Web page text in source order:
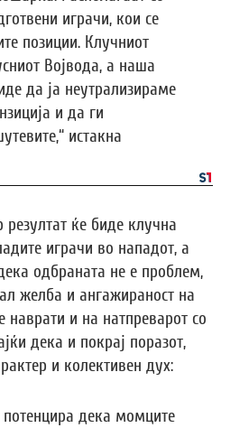
играчи, кои се
позиции. Клучниот
Војвода, а наша
да ја неутрализираме
и да ги
истакна
резултат ќе биде клучна
играчи во нападот, а
одбраната не е проблем,
желба и ангажираност на
наврати и на натпреварот со
дека и покрај поразот,
и колективен дух:
дека момците